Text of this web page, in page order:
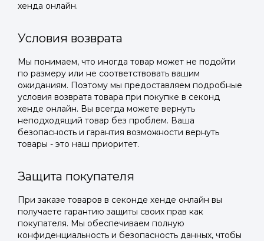
хенда онлайн.
Условия возврата
Мы понимаем, что иногда товар может не подойти
по размеру или не соответствовать вашим
ожиданиям. Поэтому мы предоставляем подробные
условия возврата товара при покупке в секонд
хенде онлайн. Вы всегда можете вернуть
неподходящий товар без проблем. Ваша
безопасность и гарантия возможности вернуть
товары - это наш приоритет.
Защита покупателя
При заказе товаров в секонде хенде онлайн вы
получаете гарантию защиты своих прав как
покупателя. Мы обеспечиваем полную
конфиденциальность и безопасность данных, чтобы